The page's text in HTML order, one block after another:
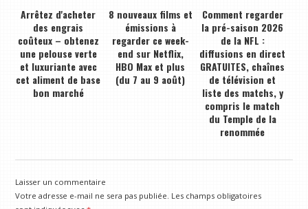
Arrêtez d'acheter
des engrais
coûteux – obtenez
une pelouse verte
et luxuriante avec
cet aliment de base
bon marché
8 nouveaux films et
émissions à
regarder ce week-
end sur Netflix,
HBO Max et plus
(du 7 au 9 août)
Comment regarder
la pré-saison 2026
de la NFL :
diffusions en direct
GRATUITES, chaînes
de télévision et
liste des matchs, y
compris le match
du Temple de la
renommée
Laisser un commentaire
Votre adresse e-mail ne sera pas publiée. Les champs obligatoires